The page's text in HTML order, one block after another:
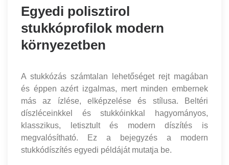
Egyedi polisztirol
stukkóprofilok modern
környezetben
A stukkózás számtalan lehetőséget rejt magában
és éppen azért izgalmas, mert minden embernek
más az ízlése, elképzelése és stílusa. Beltéri
díszléceinkkel és stukkóinkkal hagyományos,
klasszikus, letisztult és modern díszítés is
megvalósítható. Ez a bejegyzés a modern
stukkódíszítés egyedi példáját mutatja be.